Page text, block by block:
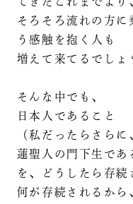
そろそろ流れの方に
う感触を抱く人も
増えて来てるでしょ
そんな中でも、
日本人であること
（私だったらさら
蓮聖人の門下生であ
を、どうしたら存続
何が存続されるから